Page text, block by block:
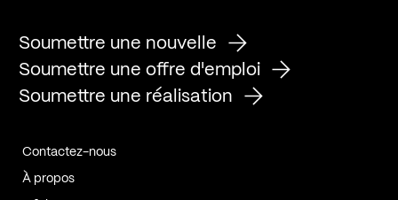
Soumettre une nouvelle
Soumettre une offre d'emploi
Soumettre une réalisation
Contactez-nous
À propos